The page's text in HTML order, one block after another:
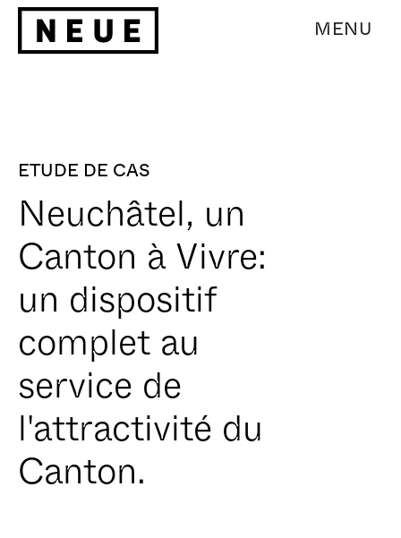
MENU
ETUDE DE CAS
Neuchâtel, un
Canton à Vivre:
un dispositif
complet au
service de
l'attractivité du
Canton.